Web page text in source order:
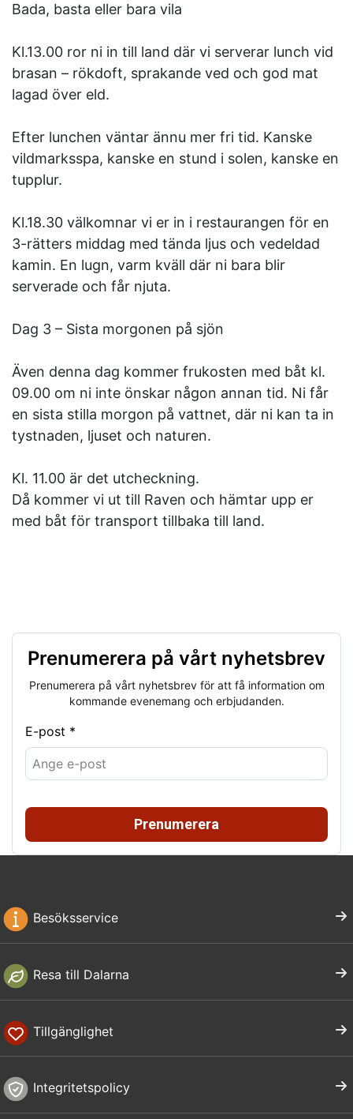
Bada, basta eller bara vila
Kl.13.00 ror ni in till land där vi serverar lunch vid
brasan – rökdoft, sprakande ved och god mat
lagad över eld.
Efter lunchen väntar ännu mer fri tid. Kanske
vildmarksspa, kanske en stund i solen, kanske en
tupplur.
Kl.18.30 välkomnar vi er in i restaurangen för en
3-rätters middag med tända ljus och vedeldad
kamin. En lugn, varm kväll där ni bara blir
serverade och får njuta.
Dag 3 – Sista morgonen på sjön
Även denna dag kommer frukosten med båt kl.
09.00 om ni inte önskar någon annan tid. Ni får
en sista stilla morgon på vattnet, där ni kan ta in
tystnaden, ljuset och naturen.
Kl. 11.00 är det utcheckning.
Då kommer vi ut till Raven och hämtar upp er
med båt för transport tillbaka till land.
Prenumerera på vårt nyhetsbrev
Prenumerera på vårt nyhetsbrev för att få information om
kommande evenemang och erbjudanden.
E-post *
Prenumerera
Besöksservice
Resa till Dalarna
Tillgänglighet
Integritetspolicy